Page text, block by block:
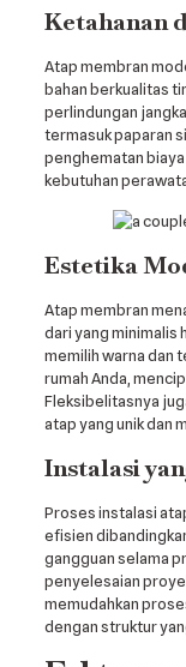
Ketahanan
Atap membran
bahan berkualitas
perlindungan
termasuk paparan
penghematan
kebutuhan
Estetika
Atap membran
dari yang minimalis
memilih warna dan
rumah Anda,
Fleksibelitasnya
atap yang unik dan
Instalasi
Proses instalasi
efisien
gangguan selama
penyelesaian
memudahkan
dengan struktur